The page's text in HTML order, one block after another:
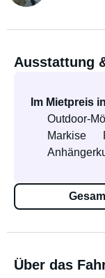
Ausstattung
Im Mietpreis
Outdoor-
Markise
Über das